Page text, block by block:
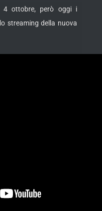
4 ottobre, però oggi i
streaming della nuova